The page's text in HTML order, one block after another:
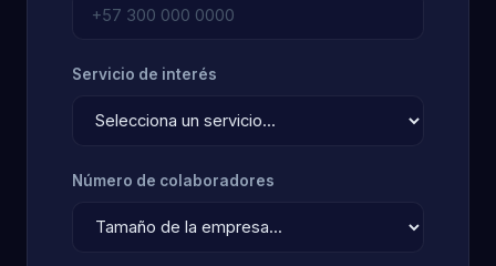
Servicio de interés
Número de colaboradores